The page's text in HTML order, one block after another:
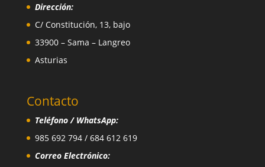
Dirección:
C/ Constitución, 13, bajo
33900 – Sama – Langreo
Asturias
Contacto
Teléfono / WhatsApp:
985 692 794 / 684 612 619
Correo Electrónico: